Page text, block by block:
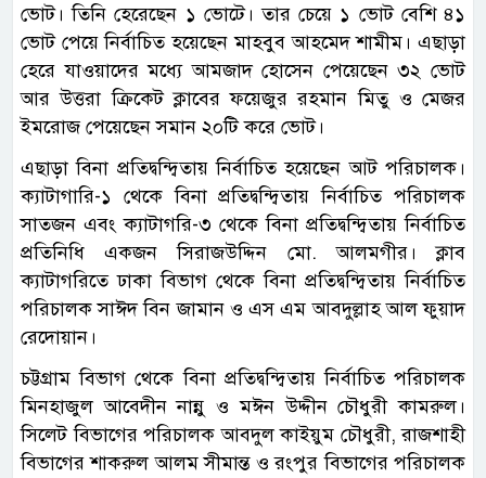
ভোট। তিনি হেরেছেন ১ ভোটে। তার চেয়ে ১ ভোট বেশি ৪১
ভোট পেয়ে নির্বাচিত হয়েছেন মাহবুব আহমেদ শামীম। এছাড়া
হেরে যাওয়াদের মধ্যে আমজাদ হোসেন পেয়েছেন ৩২ ভোট
আর উত্তরা ক্রিকেট ক্লাবের ফয়েজুর রহমান মিতু ও মেজর
ইমরোজ পেয়েছেন সমান ২০টি করে ভোট।
এছাড়া বিনা প্রতিদ্বন্দ্বিতায় নির্বাচিত হয়েছেন আট পরিচালক।
ক্যাটাগারি-১ থেকে বিনা প্রতিদ্বন্দ্বিতায় নির্বাচিত পরিচালক
সাতজন এবং ক্যাটাগরি-৩ থেকে বিনা প্রতিদ্বন্দ্বিতায় নির্বাচিত
প্রতিনিধি একজন সিরাজউদ্দিন মো. আলমগীর। ক্লাব
ক্যাটাগরিতে ঢাকা বিভাগ থেকে বিনা প্রতিদ্বন্দ্বিতায় নির্বাচিত
পরিচালক সাঈদ বিন জামান ও এস এম আবদুল্লাহ আল ফুয়াদ
রেদোয়ান।
চট্টগ্রাম বিভাগ থেকে বিনা প্রতিদ্বন্দ্বিতায় নির্বাচিত পরিচালক
মিনহাজুল আবেদীন নান্নু ও মঈন উদ্দীন চৌধুরী কামরুল।
সিলেট বিভাগের পরিচালক আবদুল কাইয়ুম চৌধুরী, রাজশাহী
বিভাগের শাকরুল আলম সীমান্ত ও রংপুর বিভাগের পরিচালক